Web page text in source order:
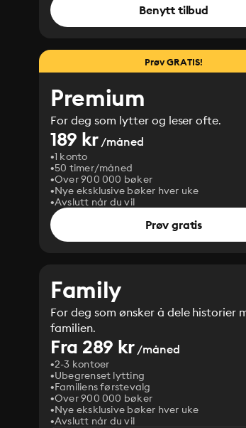
Benytt tilbud
Prøv GRATIS!
Premium
For deg som lytter og leser ofte.
189 kr/måned
1 konto
50 timer/måned
Over 900 000 bøker
Nye eksklusive bøker hver uke
Avslutt når du vil
Prøv gratis
Family
For deg som ønsker å dele historier
familien.
Fra 289 kr/måned
2-3 kontoer
Ubegrenset lytting
Familiens førstevalg
Over 900 000 bøker
Nye eksklusive bøker hver uke
Avslutt når du vil